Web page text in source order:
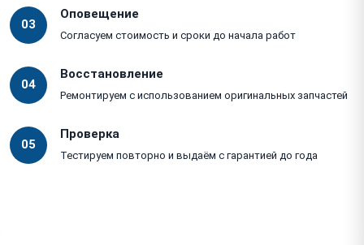
03
Оповещение
Согласуем стоимость и сроки до начала работ
04
Восстановление
Ремонтируем с использованием оригинальных запчастей
05
Проверка
Тестируем повторно и выдаём с гарантией до года